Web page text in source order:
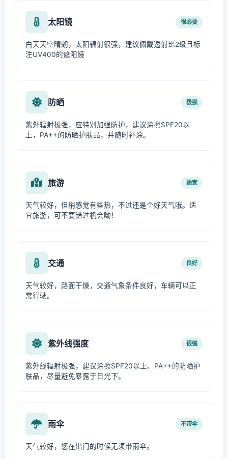
太阳镜 很必要
白天天空晴朗，太阳辐射很强，建议佩戴透射比2级且标
注UV400的遮阳镜
防晒 极强
紫外辐射极强，应特别加强防护，建议涂擦SPF20以
上，PA++的防晒护肤品，并随时补涂。
旅游 适宜
天气较好，但稍感觉有些热，不过还是个好天气哦。适
宜旅游，可不要错过机会呦！
交通 良好
天气较好，路面干燥，交通气象条件良好，车辆可以正
常行驶。
紫外线强度 很强
紫外线辐射极强，建议涂擦SPF20以上、PA++的防晒护
肤品，尽量避免暴露于日光下。
雨伞 不带伞
天气较好，您在出门的时候无须带雨伞。